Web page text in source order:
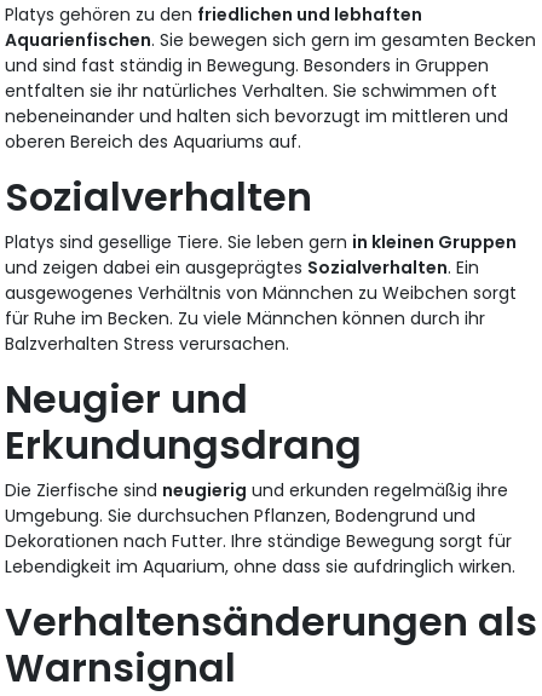
Platys gehören zu den friedlichen und lebhaften
Aquarienfischen. Sie bewegen sich gern im gesamten Becken
und sind fast ständig in Bewegung. Besonders in Gruppen
entfalten sie ihr natürliches Verhalten. Sie schwimmen oft
nebeneinander und halten sich bevorzugt im mittleren und
oberen Bereich des Aquariums auf.
Sozialverhalten
Platys sind gesellige Tiere. Sie leben gern in kleinen Gruppen
und zeigen dabei ein ausgeprägtes Sozialverhalten. Ein
ausgewogenes Verhältnis von Männchen zu Weibchen sorgt
für Ruhe im Becken. Zu viele Männchen können durch ihr
Balzverhalten Stress verursachen.
Neugier und
Erkundungsdrang
Die Zierfische sind neugierig und erkunden regelmäßig ihre
Umgebung. Sie durchsuchen Pflanzen, Bodengrund und
Dekorationen nach Futter. Ihre ständige Bewegung sorgt für
Lebendigkeit im Aquarium, ohne dass sie aufdringlich wirken.
Verhaltensänderungen als
Warnsignal